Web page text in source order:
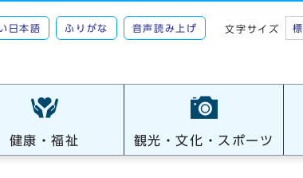
日本語 ふりがな 音声読み上げ 文字サイズ
健康・福祉 観光・文化・スポーツ